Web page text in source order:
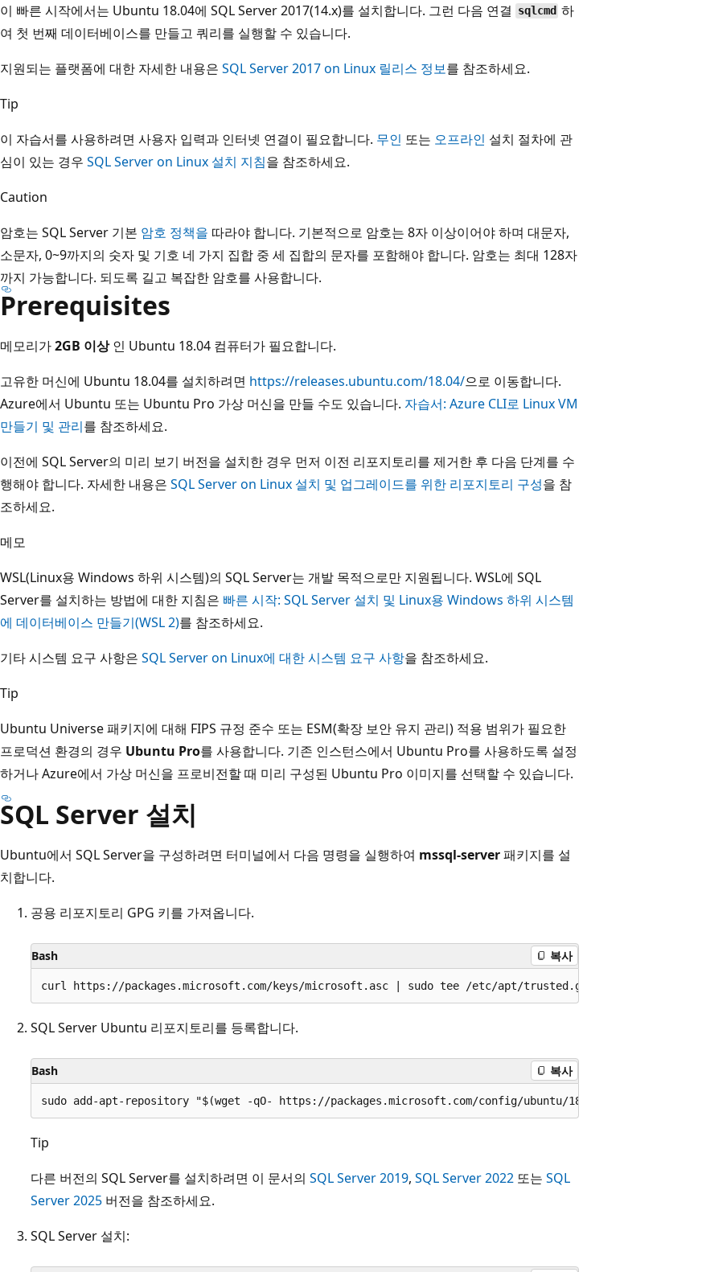
이 빠른 시작에서는 Ubuntu 18.04에 SQL Server 2017(14.x)를 설치합니다. 그런 다음 연결 sqlcmd 하
여 첫 번째 데이터베이스를 만들고 쿼리를 실행할 수 있습니다.
지원되는 플랫폼에 대한 자세한 내용은 SQL Server 2017 on Linux 릴리스 정보를 참조하세요.
Tip
이 자습서를 사용하려면 사용자 입력과 인터넷 연결이 필요합니다. 무인 또는 오프라인 설치 절차에 관
심이 있는 경우 SQL Server on Linux 설치 지침을 참조하세요.
Caution
암호는 SQL Server 기본 암호 정책을 따라야 합니다. 기본적으로 암호는 8자 이상이어야 하며 대문자,
소문자, 0~9까지의 숫자 및 기호 네 가지 집합 중 세 집합의 문자를 포함해야 합니다. 암호는 최대 128자
까지 가능합니다. 되도록 길고 복잡한 암호를 사용합니다.
Prerequisites
메모리가2GB 이상인 Ubuntu 18.04 컴퓨터가 필요합니다.
고유한 머신에 Ubuntu 18.04를 설치하려면 https://releases.ubuntu.com/18.04/으로 이동합니다.
Azure에서 Ubuntu 또는 Ubuntu Pro 가상 머신을 만들 수도 있습니다. 자습서: Azure CLI로 Linux VM
만들기 및 관리를 참조하세요.
이전에 SQL Server의 미리 보기 버전을 설치한 경우 먼저 이전 리포지토리를 제거한 후 다음 단계를 수
행해야 합니다. 자세한 내용은 SQL Server on Linux 설치 및 업그레이드를 위한 리포지토리 구성을 참
조하세요.
메모
WSL(Linux용 Windows 하위 시스템)의 SQL Server는 개발 목적으로만 지원됩니다. WSL에 SQL
Server를 설치하는 방법에 대한 지침은 빠른 시작: SQL Server 설치 및 Linux용 Windows 하위 시스템
에 데이터베이스 만들기(WSL 2)를 참조하세요.
기타 시스템 요구 사항은 SQL Server on Linux에 대한 시스템 요구 사항을 참조하세요.
Tip
Ubuntu Universe 패키지에 대해 FIPS 규정 준수 또는 ESM(확장 보안 유지 관리) 적용 범위가 필요한
프로덕션 환경의 경우 Ubuntu Pro를 사용합니다. 기존 인스턴스에서 Ubuntu Pro를 사용하도록 설정
하거나 Azure에서 가상 머신을 프로비전할 때 미리 구성된 Ubuntu Pro 이미지를 선택할 수 있습니다.
SQL Server 설치
Ubuntu에서 SQL Server을 구성하려면 터미널에서 다음 명령을 실행하여 mssql-server패키지를 설
치합니다.
공용 리포지토리 GPG 키를 가져옵니다.
Bash 복사
SQL Server Ubuntu 리포지토리를 등록합니다.
Bash 복사
Tip
다른 버전의 SQL Server를 설치하려면 이 문서의 SQL Server 2019, SQL Server 2022 또는 SQL
Server 2025 버전을 참조하세요.
SQL Server 설치: